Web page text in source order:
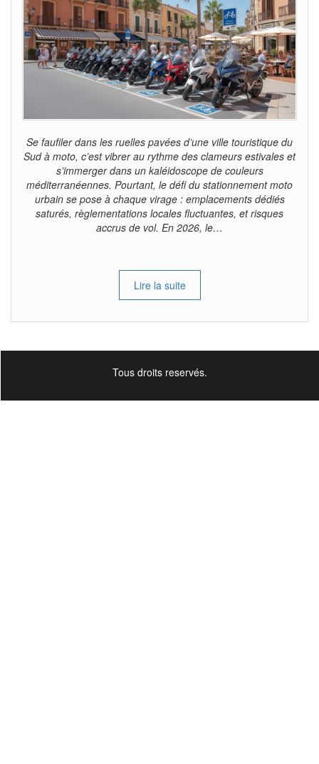
Se faufiler dans les ruelles pavées d’une ville touristique du
Sud à moto, c’est vibrer au rythme des clameurs estivales et
s’immerger dans un kaléidoscope de couleurs
méditerranéennes. Pourtant, le défi du stationnement moto
urbain se pose à chaque virage : emplacements dédiés
saturés, règlementations locales fluctuantes, et risques
accrus de vol. En 2026, le…
Lire la suite
Tous droits reservés.